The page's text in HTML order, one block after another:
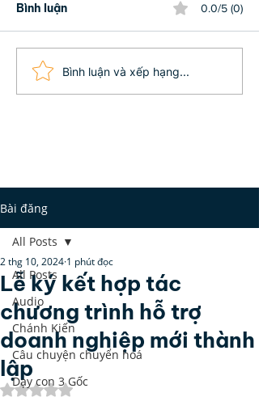
11 DẤU HIỆU CỦA MỘT
LINH HỒN GIÀ: BẠN ĐÃ
Bình luận 0.0/5 (0)
Bình luận và xếp hạng...
Bài đăng
All Posts
Audio
Chánh Kiến
Câu chuyện chuyển hoá
Dạy con 3 Gốc
All Posts
Lễ ký kết hợp tác
chương trình hỗ trợ
doanh nghiệp mới thành
lập
2 thg 10, 2024 1 phút đọc
Đã xếp hạng NaN/5 sao.